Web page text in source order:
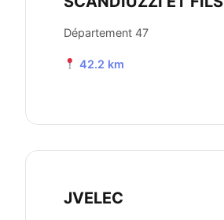
Département 47
42.2 km
JVELEC